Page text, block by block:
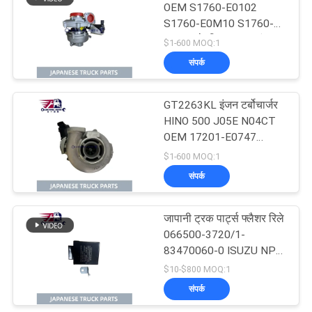
OEM S1760-E0102
S1760-E0M10 S1760-
E0101 के लिए RHG8 इंजन
टर्बोचार्जर
$1-600 MOQ:1
संपर्क
GT2263KL इंजन टर्बोचार्जर
HINO 500 J05E N04CT
OEM 17201-E0747
17201-E0741 17201-
E0742 के लिए आईएचआई
ब्रांड
$1-600 MOQ:1
संपर्क
जापानी ट्रक पार्ट्स फ्लैशर रिले
066500-3720/1-
83470060-0 ISUZU NPR
FTR FSR 4HK1 6HK1
Isuzu ट्रक पार्ट्स के लिए
$10-$800 MOQ:1
संपर्क